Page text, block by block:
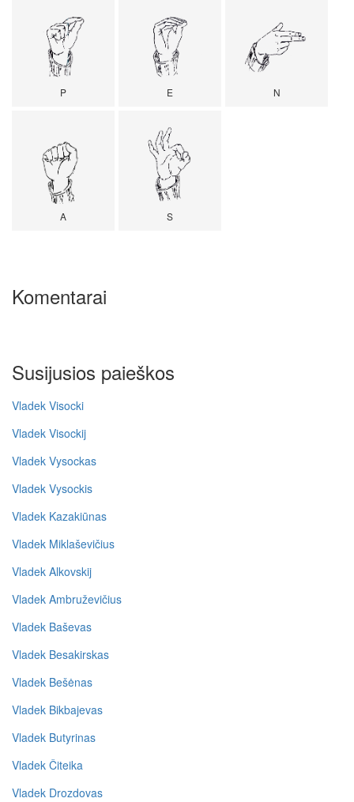
P E N
A S
Komentarai
Susijusios paieškos
Vladek Visocki
Vladek Visockij
Vladek Vysockas
Vladek Vysockis
Vladek Kazakiūnas
Vladek Miklaševičius
Vladek Alkovskij
Vladek Ambruževičius
Vladek Baševas
Vladek Besakirskas
Vladek Bešėnas
Vladek Bikbajevas
Vladek Butyrinas
Vladek Čiteika
Vladek Drozdovas